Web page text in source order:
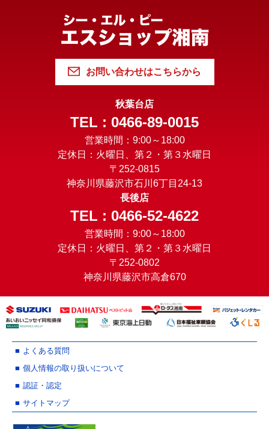
お問い合わせはこちらから
秋葉台店
TEL : 0466-89-0015
営業時間：9:00～18:00
定休日：火曜日、第２・第３水曜日
〒252-0815
神奈川県藤沢市石川6丁目24-13
長後店
TEL : 0466-52-4622
営業時間：9:00～18:00
定休日：火曜日、第２・第３水曜日
〒252-0802
神奈川県藤沢市高倉670
よくある質問
個人情報の取り扱いについて
認証・認定
サイトマップ